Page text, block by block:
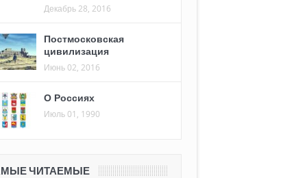
Декабрь 28, 2016
Постмосковская
цивилизация
Июнь 02, 2016
О Россиях
Июль 01, 1990
ЧИТАЕМЫЕ